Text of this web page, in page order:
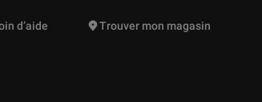
de produits vont vous être proposées
d’aide Trouver mon magasin